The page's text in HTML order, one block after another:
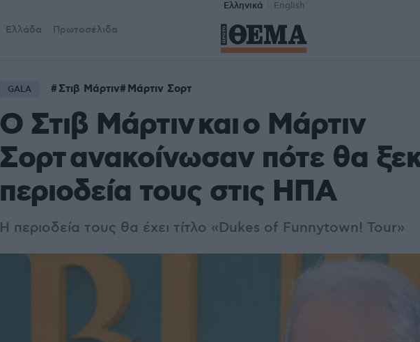
Ελληνικά English
Ελλάδα Πρωτοσέλιδα
GALA Στιβ Μάρτιν Μάρτιν Σορτ
Ο Στιβ Μάρτιν και ο Μάρτιν
Σορτ ανακοίνωσαν πότε θα
περιοδεία τους στις ΗΠΑ
Η περιοδεία τους θα έχει τίτλο «Dukes of Funnytown! Tour»